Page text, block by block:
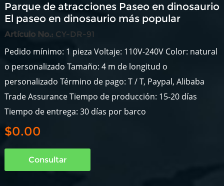
Parque de atracciones Paseo en dinosaurio
El paseo en dinosaurio más popular
Artículo No.: CY-DR-91
Pedido mínimo: 1 pieza Voltaje: 110V-240V Color: natural
o personalizado Tamaño: 4 m de longitud o
personalizado Término de pago: T / T, Paypal, Alibaba
Trade Assurance Tiempo de producción: 15-20 días
Tiempo de entrega: 30 días por barco
$0.00
Consultar